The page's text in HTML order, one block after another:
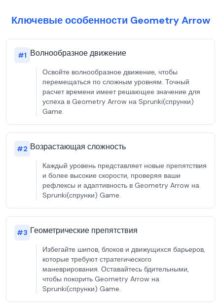
Ключевые особенности Geometry Arrow
#1 Волнообразное движение
Освойте волнообразное движение, чтобы
перемещаться по сложным уровням. Точный
расчет времени имеет решающее значение для
успеха в Geometry Arrow на Sprunki(спрунки)
Game.
#2 Возрастающая сложность
Каждый уровень представляет новые препятствия
и более высокие скорости, проверяя ваши
рефлексы и адаптивность в Geometry Arrow на
Sprunki(спрунки) Game.
#3 Геометрические препятствия
Избегайте шипов, блоков и движущихся барьеров,
которые требуют стратегического
маневрирования. Оставайтесь бдительными,
чтобы покорить Geometry Arrow на
Sprunki(спрунки) Game.